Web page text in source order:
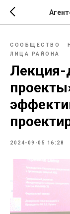
СООБЩЕСТВО
ЛИЦА РАЙОНА
Лекция-
2024-09-05 16:28